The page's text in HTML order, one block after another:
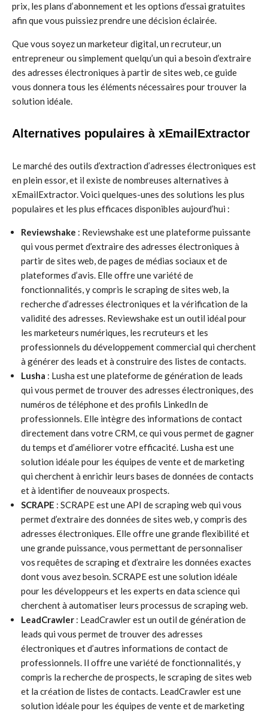
prix, les plans d’abonnement et les options d’essai gratuites
afin que vous puissiez prendre une décision éclairée.
Que vous soyez un marketeur digital, un recruteur, un
entrepreneur ou simplement quelqu’un qui a besoin d’extraire
des adresses électroniques à partir de sites web, ce guide
vous donnera tous les éléments nécessaires pour trouver la
solution idéale.
Alternatives populaires à xEmailExtractor
Le marché des outils d’extraction d’adresses électroniques est
en plein essor, et il existe de nombreuses alternatives à
xEmailExtractor. Voici quelques-unes des solutions les plus
populaires et les plus efficaces disponibles aujourd’hui :
Reviewshake : Reviewshake est une plateforme puissante
qui vous permet d’extraire des adresses électroniques à
partir de sites web, de pages de médias sociaux et de
plateformes d’avis. Elle offre une variété de
fonctionnalités, y compris le scraping de sites web, la
recherche d’adresses électroniques et la vérification de la
validité des adresses. Reviewshake est un outil idéal pour
les marketeurs numériques, les recruteurs et les
professionnels du développement commercial qui cherchent
à générer des leads et à construire des listes de contacts.
Lusha : Lusha est une plateforme de génération de leads
qui vous permet de trouver des adresses électroniques, des
numéros de téléphone et des profils LinkedIn de
professionnels. Elle intègre des informations de contact
directement dans votre CRM, ce qui vous permet de gagner
du temps et d’améliorer votre efficacité. Lusha est une
solution idéale pour les équipes de vente et de marketing
qui cherchent à enrichir leurs bases de données de contacts
et à identifier de nouveaux prospects.
SCRAPE : SCRAPE est une API de scraping web qui vous
permet d’extraire des données de sites web, y compris des
adresses électroniques. Elle offre une grande flexibilité et
une grande puissance, vous permettant de personnaliser
vos requêtes de scraping et d’extraire les données exactes
dont vous avez besoin. SCRAPE est une solution idéale
pour les développeurs et les experts en data science qui
cherchent à automatiser leurs processus de scraping web.
LeadCrawler : LeadCrawler est un outil de génération de
leads qui vous permet de trouver des adresses
électroniques et d’autres informations de contact de
professionnels. Il offre une variété de fonctionnalités, y
compris la recherche de prospects, le scraping de sites web
et la création de listes de contacts. LeadCrawler est une
solution idéale pour les équipes de vente et de marketing